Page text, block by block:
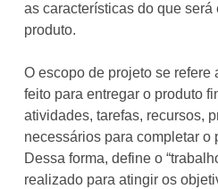
as características do que será
produto.
O escopo de projeto se refere
feito para entregar o produto
atividades, tarefas, recursos,
necessários para completar o
Dessa forma, define o
realizado para atingir os